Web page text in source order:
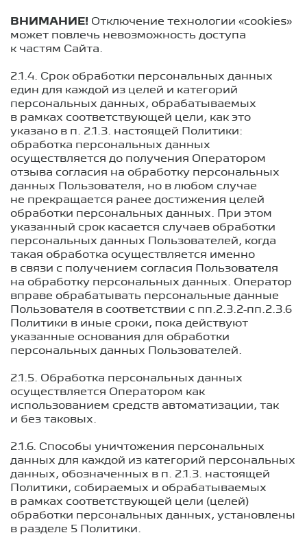
ВНИМАНИЕ! Отключение технологии «cookies»
может повлечь невозможность доступа
к частям Сайта.
2.1.4. Срок обработки персональных данных
един для каждой из целей и категорий
персональных данных, обрабатываемых
в рамках соответствующей цели, как это
указано в п. 2.1.3.
настоящей Политики:
обработка персональных данных
осуществляется до получения Оператором
отзыва согласия на обработку персональных
данных Пользователя, но в любом случае
не прекращается ранее достижения целей
обработки персональных данных. При этом
указанный срок касается случаев обработки
персональных данных Пользователей, когда
такая обработка осуществляется именно
в связи с получением согласия Пользователя
на обработку персональных данных. Оператор
вправе обрабатывать персональные данные
Пользователя в соответствии с пп.2.3.2-пп.2.3.6
Политики в иные сроки, пока действуют
указанные основания для обработки
персональных данных Пользователей.
2.1.5. Обработка персональных данных
осуществляется Оператором как
использованием средств автоматизации, так
и без таковых.
2.1.6. Способы уничтожения персональных
данных для каждой из категорий персональных
данных, обозначенных в п. 2.1.3.
настоящей
Политики, собираемых и обрабатываемых
в рамках соответствующей цели (целей)
обработки персональных данных, установлены
в разделе 5 Политики.